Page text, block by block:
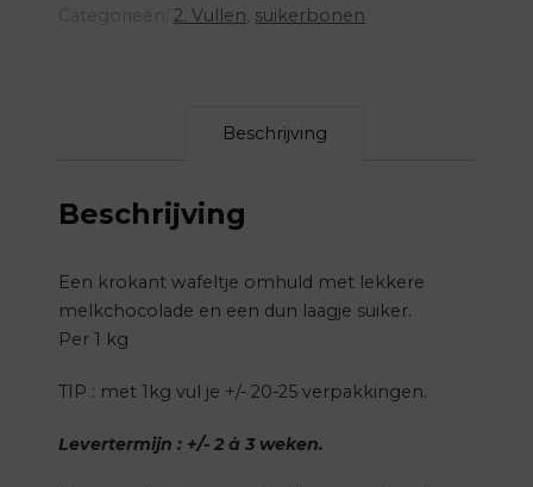
2. Vullen suikerbonen
Beschrijving
Beschrijving
Een krokant wafeltje omhuld met lekkere
melkchocolade en een dun laagje suiker.
Per 1 kg
TIP : met 1kg vul je +/- 20-25 verpakkingen.
Levertermijn : +/- 2 à 3 weken.